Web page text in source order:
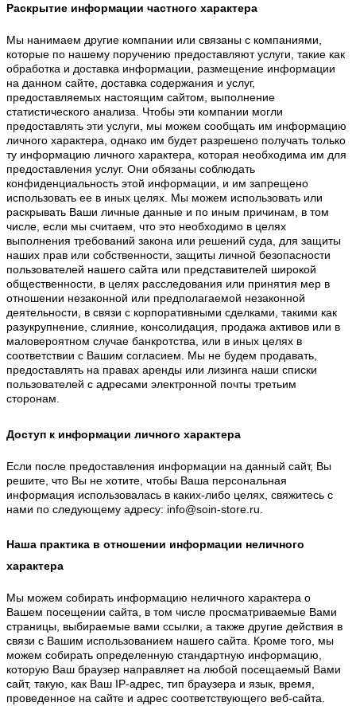
Раскрытие информации частного характера
Мы нанимаем другие компании или связаны с компаниями,
которые по нашему поручению предоставляют услуги, такие как
обработка и доставка информации, размещение информации
на данном сайте, доставка содержания и услуг,
предоставляемых настоящим сайтом, выполнение
статистического анализа. Чтобы эти компании могли
предоставлять эти услуги, мы можем сообщать им информацию
личного характера, однако им будет разрешено получать только
ту информацию личного характера, которая необходима им для
предоставления услуг. Они обязаны соблюдать
конфиденциальность этой информации, и им запрещено
использовать ее в иных целях. Мы можем использовать или
раскрывать Ваши личные данные и по иным причинам, в том
числе, если мы считаем, что это необходимо в целях
выполнения требований закона или решений суда, для защиты
наших прав или собственности, защиты личной безопасности
пользователей нашего сайта или представителей широкой
общественности, в целях расследования или принятия мер в
отношении незаконной или предполагаемой незаконной
деятельности, в связи с корпоративными сделками, такими как
разукрупнение, слияние, консолидация, продажа активов или в
маловероятном случае банкротства, или в иных целях в
соответствии с Вашим согласием. Мы не будем продавать,
предоставлять на правах аренды или лизинга наши списки
пользователей с адресами электронной почты третьим
сторонам.
Доступ к информации личного характера
Если после предоставления информации на данный сайт, Вы
решите, что Вы не хотите, чтобы Ваша персональная
информация использовалась в каких-либо целях, свяжитесь с
нами по следующему адресу: info@soin-store.ru.
Наша практика в отношении информации неличного
характера
Мы можем собирать информацию неличного характера о
Вашем посещении сайта, в том числе просматриваемые Вами
страницы, выбираемые вами ссылки, а также другие действия в
связи с Вашим использованием нашего сайта. Кроме того, мы
можем собирать определенную стандартную информацию,
которую Ваш браузер направляет на любой посещаемый Вами
сайт, такую, как Ваш IP-адрес, тип браузера и язык, время,
проведенное на сайте и адрес соответствующего веб-сайта.